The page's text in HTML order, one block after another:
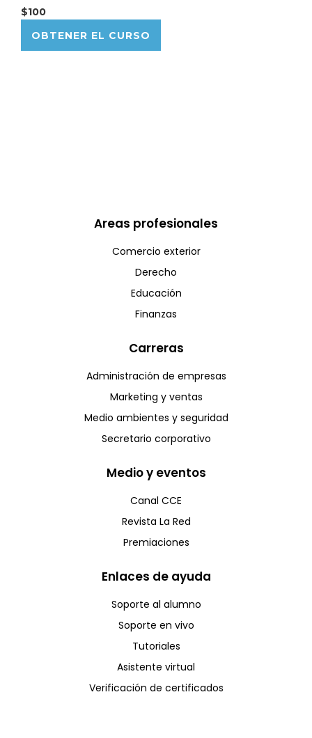
$100
OBTENER EL CURSO
Areas profesionales
Comercio exterior
Derecho
Educación
Finanzas
Carreras
Administración de empresas
Marketing y ventas
Medio ambientes y seguridad
Secretario corporativo
Medio y eventos
Canal CCE
Revista La Red
Premiaciones
Enlaces de ayuda
Soporte al alumno
Soporte en vivo
Tutoriales
Asistente virtual
Verificación de certificados